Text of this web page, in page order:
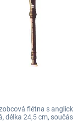
flétna s
délka 24,5 cm,